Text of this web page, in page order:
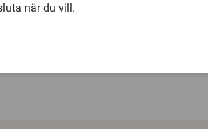
artikel är några år gammal och det kan
när du vill.